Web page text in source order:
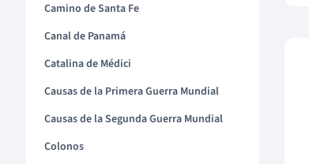
Camino de Santa Fe
Canal de Panamá
Catalina de Médici
Causas de la Primera Guerra Mundial
Causas de la Segunda Guerra Mundial
Colonos